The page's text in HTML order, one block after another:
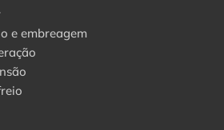
e embreagem